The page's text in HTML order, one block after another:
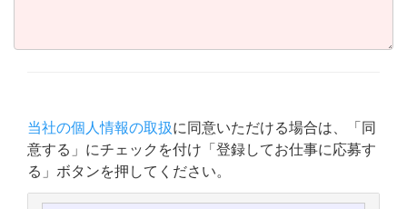
当社の個人情報の取扱に同意いただける場合は、「同
意する」にチェックを付け「登録してお仕事に応募す
る」ボタンを押してください。